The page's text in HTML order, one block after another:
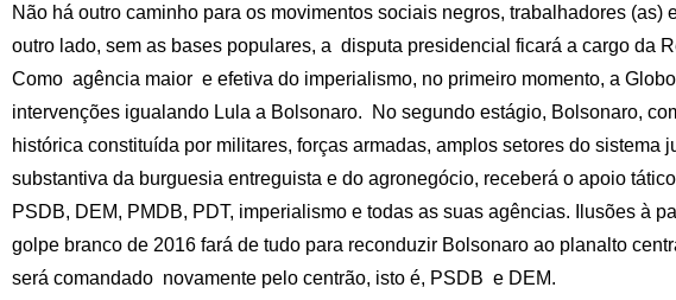
Não há outro caminho para os movimentos sociais negros, trabalhadores (as)
outro lado, sem as bases populares, a disputa presidencial ficará a cargo da
Como agência maior e efetiva do imperialismo, no primeiro momento, a
intervenções igualando Lula a Bolsonaro. No segundo estágio, Bolsonaro,
histórica constituída por militares, forças armadas, amplos setores do sistema
substantiva da burguesia entreguista e do agronegócio, receberá o apoio
PSDB, DEM, PMDB, PDT, imperialismo e todas as suas agências. Ilusões à
golpe branco de 2016 fará de tudo para reconduzir Bolsonaro ao planalto
será comandado novamente pelo centrão, isto é, PSDB e DEM.